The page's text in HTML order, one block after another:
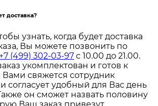
доставка?
узнать, когда будет доставка
Вы можете позвонить по
+7 (499) 302-03-97 с 10.00 до 21.00.
укомплектован и готов к
Вами свяжется сотрудник
согласует удобный для Вас день
он сможет назвать половину
Ваш заказ привезут.